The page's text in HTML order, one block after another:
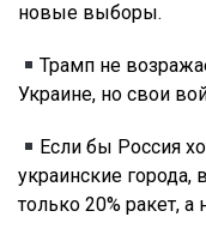
новые выборы.
Трамп не
Украине, но свои
Если бы Россия
украинские
только 20% ракет, а